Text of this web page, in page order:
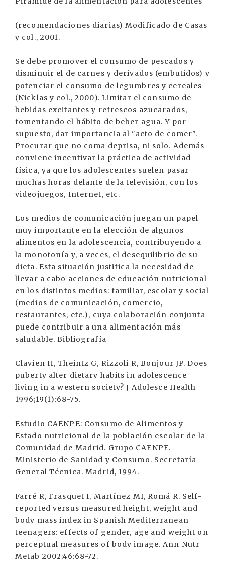
(recomendaciones diarias) Modificado de Casas
y col., 2001.
Se debe promover el consumo de pescados y
disminuir el de carnes y derivados (embutidos) y
potenciar el consumo de legumbres y cereales
(Nicklas y col., 2000). Limitar el consumo de
bebidas excitantes y refrescos azucarados,
fomentando el hábito de beber agua. Y por
supuesto, dar importancia al "acto de comer".
Procurar que no coma deprisa, ni solo. Además
conviene incentivar la práctica de actividad
física, ya que los adolescentes suelen pasar
muchas horas delante de la televisión, con los
videojuegos, Internet, etc.
Los medios de comunicación juegan un papel
muy importante en la elección de algunos
alimentos en la adolescencia, contribuyendo a
la monotonía y, a veces, el desequilibrio de su
dieta. Esta situación justifica la necesidad de
llevar a cabo acciones de educación nutricional
en los distintos medios: familiar, escolar y social
(medios de comunicación, comercio,
restaurantes, etc.), cuya colaboración conjunta
puede contribuir a una alimentación más
saludable. Bibliografía
Clavien H, Theintz G, Rizzoli R, Bonjour JP. Does
puberty alter dietary habits in adolescence
living in a western society? J Adolesce Health
1996;19(1):68-75.
Estudio CAENPE: Consumo de Alimentos y
Estado nutricional de la población escolar de la
Comunidad de Madrid. Grupo CAENPE.
Ministerio de Sanidad y Consumo. Secretaría
General Técnica. Madrid, 1994.
Farré R, Frasquet I, Martínez MI, Romá R. Self-
reported versus measured height, weight and
body mass index in Spanish Mediterranean
teenagers: effects of gender, age and weight on
perceptual measures of body image. Ann Nutr
Metab 2002;46:68-72.